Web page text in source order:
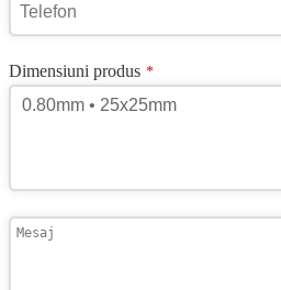
Dimensiuni produs *